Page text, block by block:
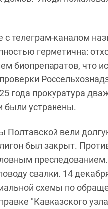
с телеграм-каналом
герметична:
биопрепаратов, что
года прокуратура
были устранены.
Полтавской вели
был закрыт.
свалки. 14
схемы по
"Кавказского